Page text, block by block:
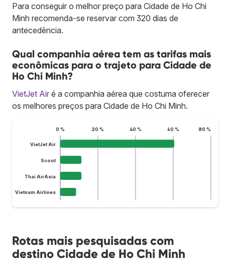
Para conseguir o melhor preço para Cidade de Ho Chi
Minh recomenda-se reservar com 320 dias de
antecedência.
Qual companhia aérea tem as tarifas mais
econômicas para o trajeto para Cidade de
Ho Chi Minh?
VietJet Air é a companhia aérea que costuma oferecer
os melhores preços para Cidade de Ho Chi Minh.
0 % 20 % 40 % 60 % 80 %
VietJet Air
Scoot
Thai AirAsia
Vietnam Airlines
Rotas mais pesquisadas com
destino Cidade de Ho Chi Minh